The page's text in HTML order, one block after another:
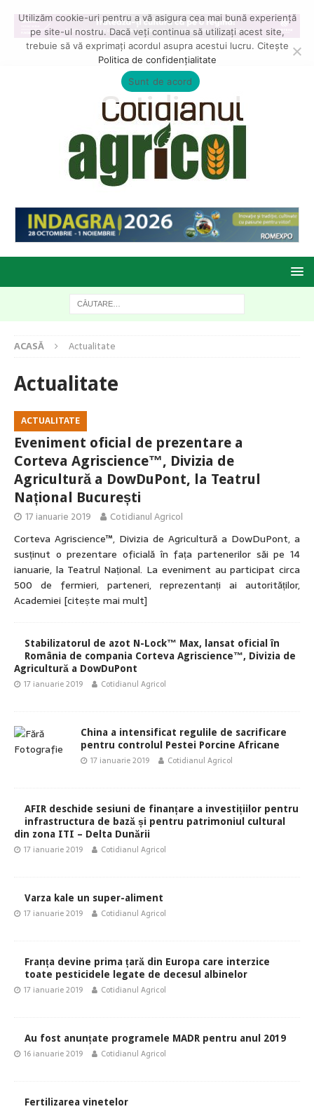
ACASĂ Actualitate
Actualitate
ACTUALITATE
Eveniment oficial de prezentare a
Corteva Agriscience™, Divizia de
Agricultură a DowDuPont, la Teatrul
Național București
17 ianuarie 2019 Cotidianul Agricol
Corteva Agriscience™, Divizia de Agricultură a DowDuPont, a
susținut o prezentare oficială în fața partenerilor săi pe 14
ianuarie, la Teatrul Național. La eveniment au participat circa
500 de fermieri, parteneri, reprezentanți ai autorităților,
Academiei [citește mai mult]
Stabilizatorul de azot N-Lock™ Max, lansat oficial în
România de compania Corteva Agriscience™, Divizia de
Agricultură a DowDuPont
17 ianuarie 2019 Cotidianul Agricol
China a intensificat regulile de sacrificare
pentru controlul Pestei Porcine Africane
17 ianuarie 2019 Cotidianul Agricol
AFIR deschide sesiuni de finanțare a investițiilor pentru
infrastructura de bază și pentru patrimoniul cultural
din zona ITI – Delta Dunării
17 ianuarie 2019 Cotidianul Agricol
Varza kale un super-aliment
17 ianuarie 2019 Cotidianul Agricol
Franța devine prima țară din Europa care interzice
toate pesticidele legate de decesul albinelor
17 ianuarie 2019 Cotidianul Agricol
Au fost anunțate programele MADR pentru anul 2019
16 ianuarie 2019 Cotidianul Agricol
Fertilizarea vinetelor
Utilizăm cookie-uri pentru a vă asigura cea mai bună experiență
pe site-ul nostru. Dacă veți continua să utilizați acest site,
trebuie să vă exprimați acordul asupra acestui lucru. Citește
Politica de confidențialitate
Sunt de acord